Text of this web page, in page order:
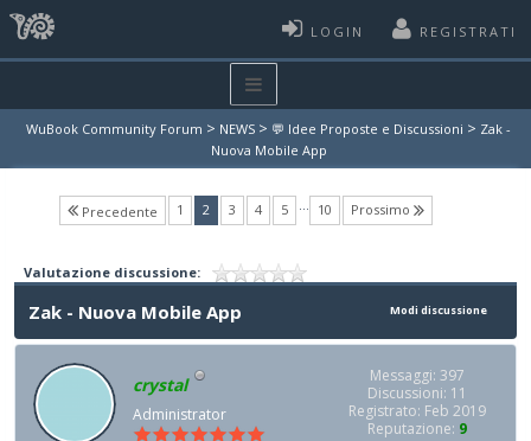
LOGIN REGISTRATI
WuBook Community Forum > NEWS > 💬 Idee Proposte e Discussioni > Zak -
Nuova Mobile App
Precedente 1 2(current)
3 4 5 … 10 Prossimo
Valutazione discussione:
Modi discussione
Zak - Nuova Mobile App
crystal
Administrator
Messaggi: 397
Discussioni: 11
Registrato: Feb 2019
Reputazione: 9